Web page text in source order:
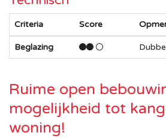
Criteria Score
Beglazing
Ruime open
mogelijkheid tot
woning!